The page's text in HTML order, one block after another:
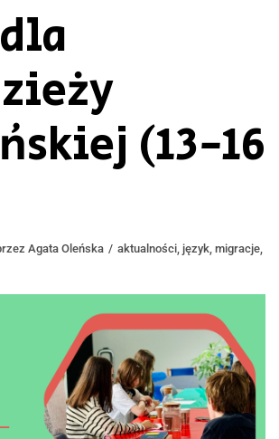
(13-16
Agata Oleńska aktualności język migracje